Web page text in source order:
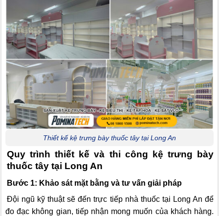
Thiết kế kệ trưng bày thuốc tây tại Long An
Quy trình thiết kế và thi công kệ trưng bày
thuốc tây tại Long An
Bước 1: Khảo sát mặt bằng và tư vấn giải pháp
Đội ngũ kỹ thuật sẽ đến trực tiếp nhà thuốc tại Long An để
đo đạc không gian, tiếp nhận mong muốn của khách hàng.